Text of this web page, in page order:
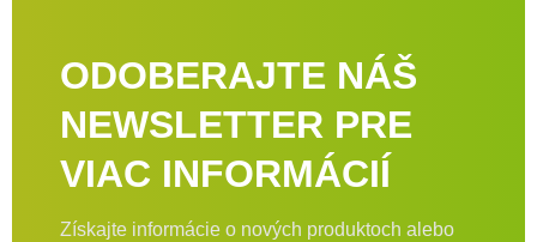
ODOBERAJTE NÁŠ
NEWSLETTER PRE
VIAC INFORMÁCIÍ
Získajte informácie o nových produktoch alebo